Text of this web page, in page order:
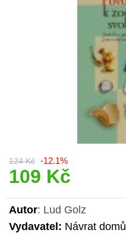
124 Kč -12.1%
109 Kč
Autor: Lud Golz
Vydavatel: Návrat domů